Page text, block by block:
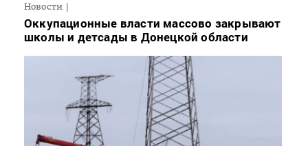
Новости
Оккупационные власти массово закрывают
школы и детсады в Донецкой области